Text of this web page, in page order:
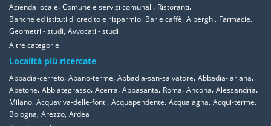
Azienda locale, Comune e servizi comunali, Ristoranti,
Banche ed istituti di credito e risparmio, Bar e caffè, Alberghi, Farmacie,
Geometri - studi, Avvocati - studi
Altre categorie
Località più ricercate
Abbadia-cerreto, Abano-terme, Abbadia-san-salvatore, Abbadia-lariana,
Abetone, Abbiategrasso, Acerra, Abbasanta, Roma, Ancona, Alessandria,
Milano, Acquaviva-delle-fonti, Acquapendente, Acqualagna, Acqui-terme,
Bologna, Arezzo, Ardea